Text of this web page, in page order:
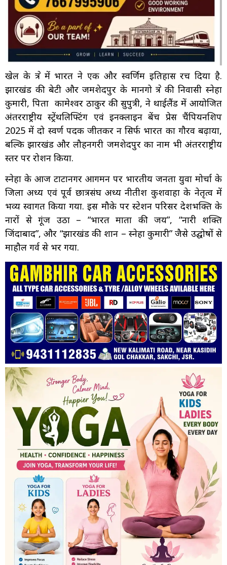
खेल के क्षेत्र में भारत ने एक और स्वर्णिम इतिहास रच दिया है.
झारखंड की बेटी और जमशेदपुर के मानगो क्षेत्र की निवासी स्नेहा
कुमारी, पिता कामेश्वर ठाकुर की सुपुत्री, ने थाईलैंड में आयोजित
अंतरराष्ट्रीय स्ट्रेंथलिफ्टिंग एवं इनक्लाइन बेंच प्रेस चैंपियनशिप
2025 में दो स्वर्ण पदक जीतकर न सिर्फ भारत का गौरव बढ़ाया,
बल्कि झारखंड और लौहनगरी जमशेदपुर का नाम भी अंतरराष्ट्रीय
स्तर पर रोशन किया.
स्नेहा के आज टाटानगर आगमन पर भारतीय जनता युवा मोर्चा के
जिला अध्यक्ष एवं पूर्व छात्रसंघ अध्यक्ष नीतीश कुशवाहा के नेतृत्व में
भव्य स्वागत किया गया. इस मौके पर स्टेशन परिसर देशभक्ति के
नारों से गूंज उठा – “भारत माता की जय”, “नारी शक्ति
जिंदाबाद”, और “झारखंड की शान – स्नेहा कुमारी” जैसे उद्घोषों से
माहौल गर्व से भर गया.